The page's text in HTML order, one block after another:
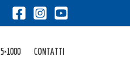
5×1000 CONTATTI